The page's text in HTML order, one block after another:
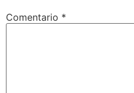
Comentario *